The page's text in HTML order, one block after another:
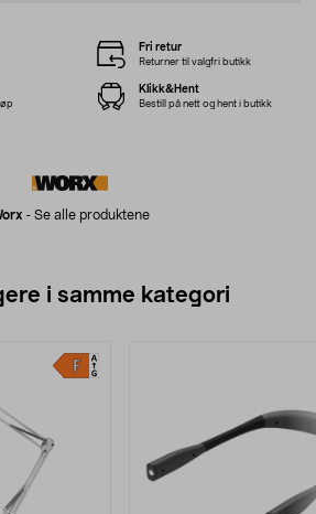
- Se alle produktene
Fri retur
Returner til valgfri butikk
Klikk&Hent
Bestill på nett og hent i butikk
i samme kategori